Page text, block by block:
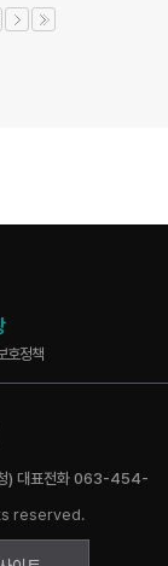
호정책
청) 대표전화 063-454-
reserved.